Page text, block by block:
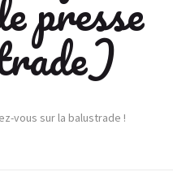
vous sur la balustrade !